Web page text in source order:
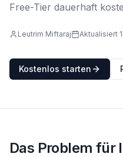
Free-Tier dauerhaft
Leutrim Miftaraj Aktualisiert
Kostenlos starten
Das Problem für